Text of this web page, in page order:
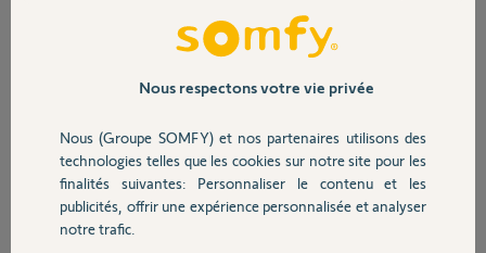
Sécurité
Domotique
Les détecteurs de mouvement ne s'éclairent pas quand nous passons
devant et le détecteur d'ouverture ne déclenche pas l'alarme,
pourtant ils sont bien déclarés à la centrale
lucien R.
il y a plus de 11 ans
Participer au fil de discussion
Nous respectons votre vie privée
Nous (Groupe SOMFY) et nos partenaires utilisons des
technologies telles que les cookies sur notre site pour les
finalités suivantes: Personnaliser le contenu et les
publicités, offrir une expérience personnalisée et analyser
notre trafic.